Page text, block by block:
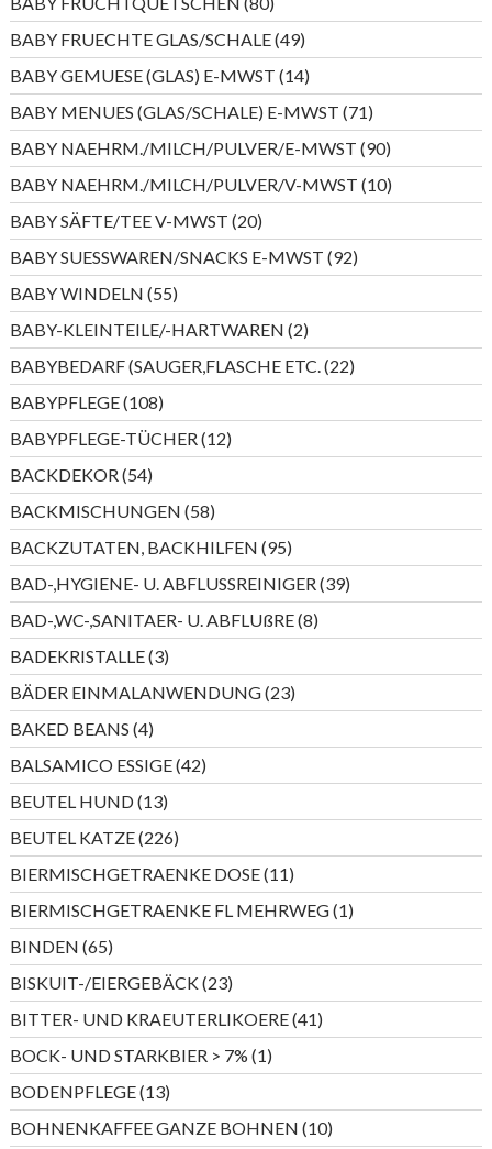
Produkte
BABY FRUECHTE GLAS/SCHALE 4949
Produkte
BABY GEMUESE (GLAS) E-MWST 1414
Produkte
BABY MENUES (GLAS/SCHALE) E-MWST 7171
Produkte
BABY NAEHRM./MILCH/PULVER/E-MWST 9090
Produkte
BABY NAEHRM./MILCH/PULVER/V-MWST 1010
Produkte
BABY SÄFTE/TEE V-MWST 2020
Produkte
BABY SUESSWAREN/SNACKS E-MWST 9292
Produkte
BABY WINDELN 5555
Produkte
BABY-KLEINTEILE/-HARTWAREN 22
Produkte
BABYBEDARF (SAUGER,FLASCHE ETC. 2222
Produkte
BABYPFLEGE 108108
Produkte
BABYPFLEGE-TÜCHER 1212
Produkte
BACKDEKOR 5454
Produkte
BACKMISCHUNGEN 5858
Produkte
BACKZUTATEN, BACKHILFEN 9595
Produkte
BAD-,HYGIENE- U. ABFLUSSREINIGER 3939
Produkte
BAD-,WC-,SANITAER- U. ABFLUßRE 88
Produkte
BADEKRISTALLE 33
Produkte
BÄDER EINMALANWENDUNG 2323
Produkte
BAKED BEANS 44
Produkte
BALSAMICO ESSIGE 4242
Produkte
BEUTEL HUND 1313
Produkte
BEUTEL KATZE 226226
Produkte
BIERMISCHGETRAENKE DOSE 1111
Produkte
BIERMISCHGETRAENKE FL MEHRWEG 11
Produkt
BINDEN 6565
Produkte
BISKUIT-/EIERGEBÄCK 2323
Produkte
BITTER- UND KRAEUTERLIKOERE 4141
Produkte
BOCK- UND STARKBIER > 7% 11
Produkt
BODENPFLEGE 1313
Produkte
BOHNENKAFFEE GANZE BOHNEN 1010